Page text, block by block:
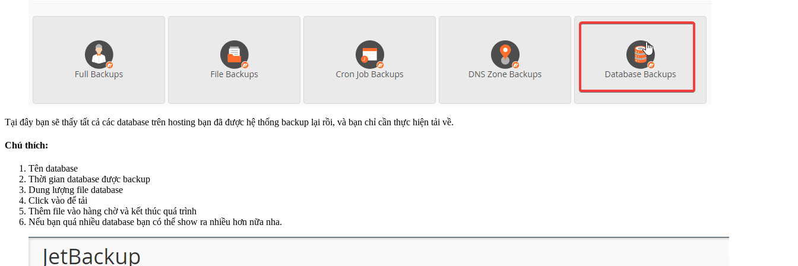
Tại đây bạn sẽ thấy tất cả các database trên hosting bạn đã được hệ thống backup lại rồi, và bạn chỉ cần thực hiện tải về.
Chú thích:
Tên database
Thời gian database được backup
Dung lượng file database
Click vào để tải
Thêm file vào hàng chờ và kết thúc quá trình
Nếu bạn quá nhiều database bạn có thể show ra nhiều hơn nữa nha.